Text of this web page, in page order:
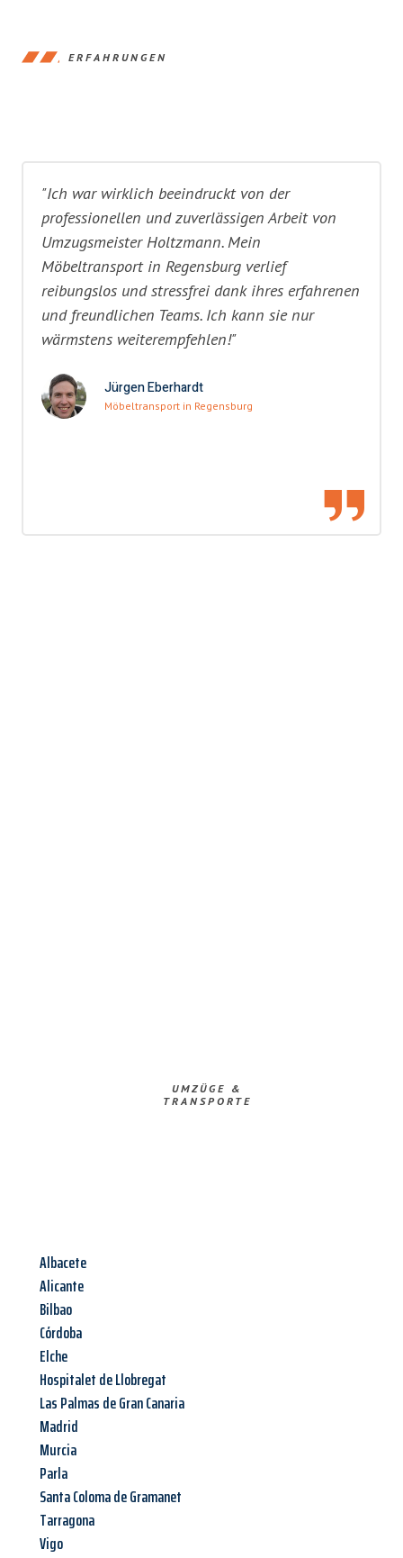
ERFAHRUNGEN
"Ich war wirklich beeindruckt von der
professionellen und zuverlässigen Arbeit von
Umzugsmeister Holtzmann. Mein
Möbeltransport in Regensburg verlief
reibungslos und stressfrei dank ihres erfahrenen
und freundlichen Teams. Ich kann sie nur
wärmstens weiterempfehlen!"
Jürgen Eberhardt
Möbeltransport in Regensburg
UMZÜGE &
TRANSPORTE
Albacete
Alicante
Bilbao
Córdoba
Elche
Hospitalet de Llobregat
Las Palmas de Gran Canaria
Madrid
Murcia
Parla
Santa Coloma de Gramanet
Tarragona
Vigo